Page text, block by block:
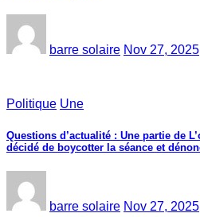
barre solaire Nov 27, 2025
Politique Une
Questions d’actualité : Une partie de
décidé de boycotter la séance et
barre solaire Nov 27, 2025